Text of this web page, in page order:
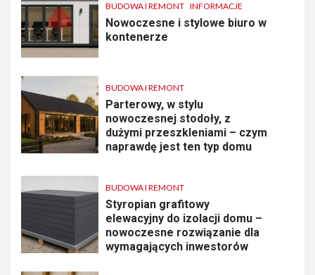
BUDOWA I REMONT INFORMACJE
Nowoczesne i stylowe biuro w
kontenerze
BUDOWA I REMONT
Parterowy, w stylu
nowoczesnej stodoły, z
dużymi przeszkleniami – czym
naprawdę jest ten typ domu
BUDOWA I REMONT
Styropian grafitowy
elewacyjny do izolacji domu –
nowoczesne rozwiązanie dla
wymagających inwestorów